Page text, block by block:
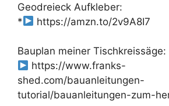
Geodreieck Aufkleber:
*
https://amzn.to/2v9A8I7
Bauplan meiner Tischkreissäge:
https://www.franks-
shed.com/bauanleitungen-
tutorial/bauanleitungen-zum-